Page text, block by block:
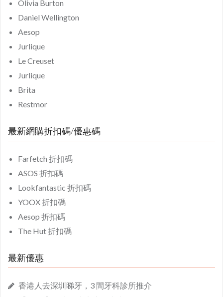
Olivia Burton
Daniel Wellington
Aesop
Jurlique
Le Creuset
Jurlique
Brita
Restmor
最新網購折扣碼/優惠碼
Farfetch 折扣碼
ASOS 折扣碼
Lookfantastic 折扣碼
YOOX 折扣碼
Aesop 折扣碼
The Hut 折扣碼
最新優惠
香港人去深圳睇牙，3 間牙科診所推介